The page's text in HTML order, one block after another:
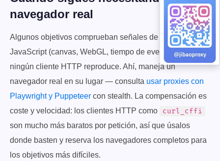
navegador real
Algunos objetivos comprueban señales de ejecución de
JavaScript (canvas, WebGL, tiempo de eventos) que
ningún cliente HTTP reproduce. Ahí, maneja un
navegador real en su lugar — consulta usar proxies con
Playwright y Puppeteer con stealth. La compensación es
coste y velocidad: los clientes HTTP como
curl_cffi
son mucho más baratos por petición, así que úsalos
donde basten y reserva los navegadores completos para
los objetivos más difíciles.